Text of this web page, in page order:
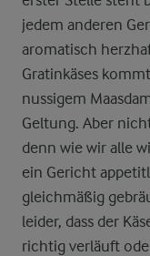
jedem anderen
aromatisch
Gratinkäses
nussigem
Geltung. Aber
denn wie wir alle
ein Gericht
gleichmäßig
leider, dass der
richtig verläuft